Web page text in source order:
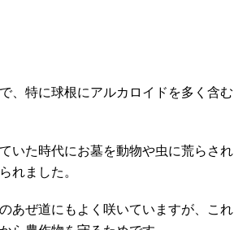
、特に球根にアルカロイドを多く含む
いた時代にお墓を動物や虫に荒らされ
れました。
あぜ道にもよく咲いていますが、これ